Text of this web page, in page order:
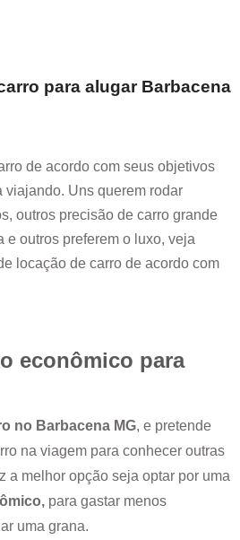
para alugar Barbacena
de acordo com seus objetivos
viajando. Uns querem rodar
outros precisão de carro grande
e outros preferem o luxo, veja
locação de carro de acordo com
econômico para
no Barbacena MG, e pretende
na viagem para conhecer outras
a melhor opção seja optar por uma
para gastar menos
uma grana.